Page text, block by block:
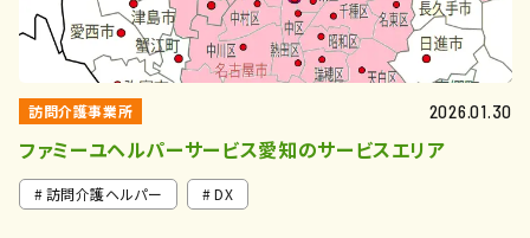
訪問介護事業所 2026.01.30
ファミーユヘルパーサービス愛知のサービスエリア
訪問介護ヘルパー DX